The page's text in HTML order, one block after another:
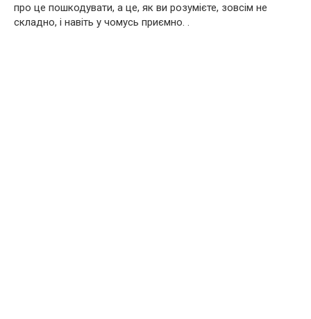
про це пошкодувати, а це, як ви розумієте, зовсім не
складно, і навіть у чомусь приємно. .